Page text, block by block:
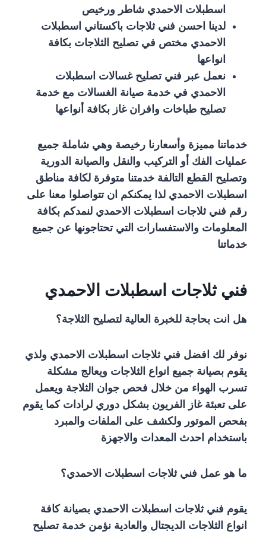
اسطبلات الاحمدي شاطر ورخيص
لدينا احسن فني ثلاجات باكستاني اسطبلات
الاحمدي مختص في تصليح الثلاجات بكافة
انواعها
نعمل عبر فني تصليح غسالات اسطبلات
الاحمدي في خدمة صيانة الغسالات مع خدمة
تصليح طباخات وافران غاز بكافة أنواعها
خدماتنا مميزة وأسعارنا رخيصة وهي شاملة جميع
عمليات الفك أو التركيب والنقل والصيانة الدورية
وتصليح القطع التالفة خدمتنا متوفرة لكافة مناطق
اسطبلات الاحمدي لذا يمكنكم ان تتواصلوا معنا على
رقم فني ثلاجات اسطبلات الاحمدي لنمدكم بكافة
المعلومات والاستفسارات التي تحتاجونها عن جميع
خدماتنا
فني ثلاجات اسطبلات الاحمدي
هل انت بحاجة للخبرة العالية لتصليح الثلاجة؟
نوفر لك افضل فني ثلاجات اسطبلات الاحمدي ولذي
يقوم بصيانة جميع انواع الثلاجات ويعالج مشكلة
تسرب الهواء من خلال فحص جوان الثلاجة ويعمل
على تعبئة غاز الفريون بشكل دوري لرادات كما يقوم
بفحص الموتور ولكشف على الملفات والمبرد
باستخدام احدث المعدات والاجهزة
ما هو عمل فني ثلاجات اسطبلات الاحمدي؟
يقوم فني ثلاجات اسطبلات الاحمدي بصيانة كافة
انواع الثلاجات الديجتال والعادية نؤمن خدمة تصليح